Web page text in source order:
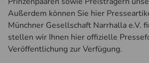
Außerdem können Sie hier
Münchner Gesellschaft Narrhalla e.V.
stellen wir Ihnen hier offizielle
Veröffentlichung zur Verfügung.